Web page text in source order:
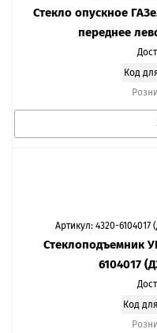
Стекло опускное
переднее
Код
Артикул: 4320-6104017
Стеклоподъемник
6104017
Код